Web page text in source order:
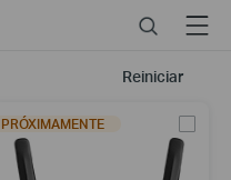
SearchMenu
Reiniciar
PRÓXIMAMENTE